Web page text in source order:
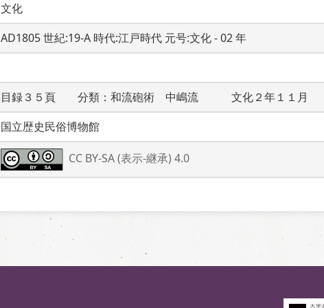
文化
AD1805 世紀:19-A 時代:江戸時代 元号:文化 - 02 年
目録３５頁　　分類：和流砲術　中嶋流　　　文化２年１１
国立歴史民俗博物館
CC BY-SA (表示-継承) 4.0